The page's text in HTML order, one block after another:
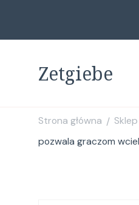
Zetgiebe
Strona główna / Sklep
pozwala graczom